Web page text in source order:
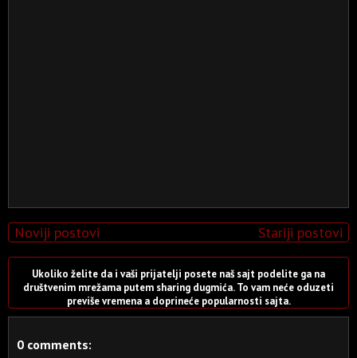
Noviji postovi Stariji postovi
Ukoliko želite da i vaši prijatelji posete naš sajt podelite ga na
društvenim mrežama putem sharing dugmića. To vam neće oduzeti
previše vremena a doprineće popularnosti sajta.
0 comments: